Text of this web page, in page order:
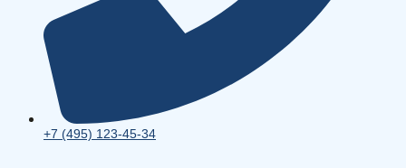
+7 (495) 123-45-34